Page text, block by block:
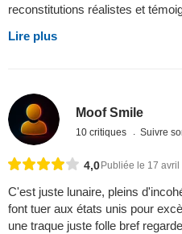
reconstitutions réalistes et
Lire plus
Moof Smile
10 critiques Suivre
4,0 Publiée le 17 avril
C'est juste lunaire, pleins
font tuer aux états unis pour
une traque juste folle bref